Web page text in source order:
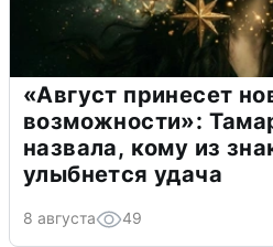
«Август принесет
возможности»:
назвала, кому из
улыбнется удача
8 августа 49